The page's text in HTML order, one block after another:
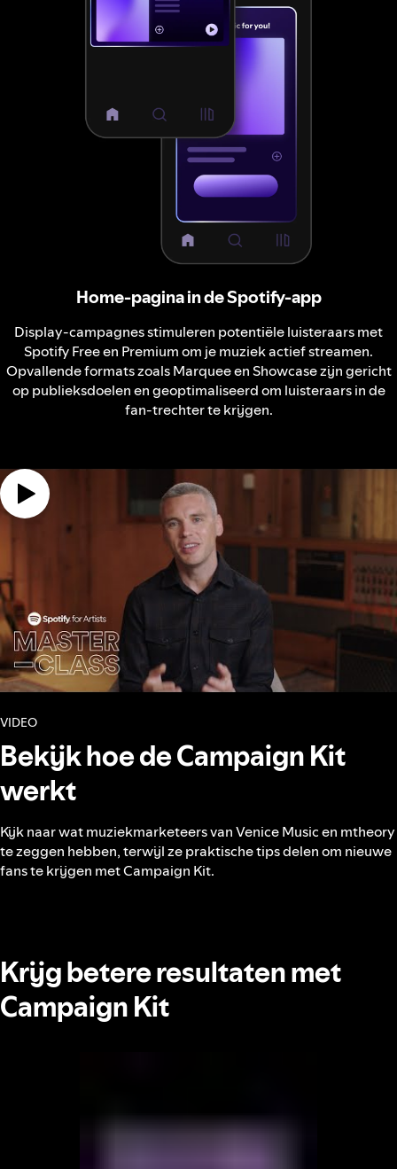
Home-pagina in de Spotify-app
Display-campagnes stimuleren potentiële luisteraars met
Spotify Free en Premium om je muziek actief streamen.
Opvallende formats zoals Marquee en Showcase zijn gericht
op publieksdoelen en geoptimaliseerd om luisteraars in de
fan-trechter te krijgen.
VIDEO
Bekijk hoe de Campaign Kit
werkt
Kijk naar wat muziekmarketeers van Venice Music en mtheory
te zeggen hebben, terwijl ze praktische tips delen om nieuwe
fans te krijgen met Campaign Kit.
Krijg betere resultaten met
Campaign Kit